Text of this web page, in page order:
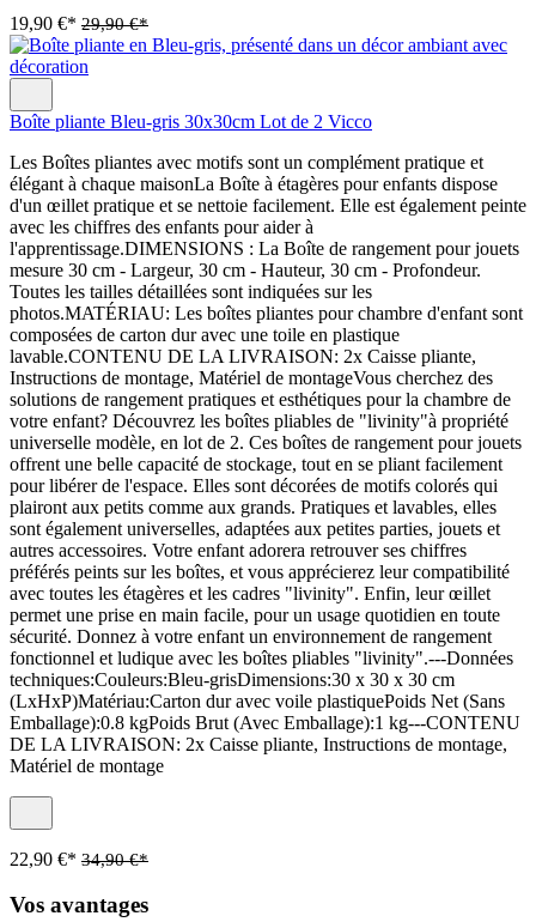
19,90 €* 29,90 €*
Boîte pliante Bleu-gris 30x30cm Lot de 2 Vicco
Les Boîtes pliantes avec motifs sont un complément pratique et
élégant à chaque maisonLa Boîte à étagères pour enfants dispose
d'un œillet pratique et se nettoie facilement. Elle est également peinte
avec les chiffres des enfants pour aider à
l'apprentissage.DIMENSIONS : La Boîte de rangement pour jouets
mesure 30 cm - Largeur, 30 cm - Hauteur, 30 cm - Profondeur.
Toutes les tailles détaillées sont indiquées sur les
photos.MATÉRIAU: Les boîtes pliantes pour chambre d'enfant sont
composées de carton dur avec une toile en plastique
lavable.CONTENU DE LA LIVRAISON: 2x Caisse pliante,
Instructions de montage, Matériel de montageVous cherchez des
solutions de rangement pratiques et esthétiques pour la chambre de
votre enfant? Découvrez les boîtes pliables de "livinity"à propriété
universelle modèle, en lot de 2. Ces boîtes de rangement pour jouets
offrent une belle capacité de stockage, tout en se pliant facilement
pour libérer de l'espace. Elles sont décorées de motifs colorés qui
plairont aux petits comme aux grands. Pratiques et lavables, elles
sont également universelles, adaptées aux petites parties, jouets et
autres accessoires. Votre enfant adorera retrouver ses chiffres
préférés peints sur les boîtes, et vous apprécierez leur compatibilité
avec toutes les étagères et les cadres "livinity". Enfin, leur œillet
permet une prise en main facile, pour un usage quotidien en toute
sécurité. Donnez à votre enfant un environnement de rangement
fonctionnel et ludique avec les boîtes pliables "livinity".---Données
techniques:Couleurs:Bleu-grisDimensions:30 x 30 x 30 cm
(LxHxP)Matériau:Carton dur avec voile plastiquePoids Net (Sans
Emballage):0.8 kgPoids Brut (Avec Emballage):1 kg---CONTENU
DE LA LIVRAISON: 2x Caisse pliante, Instructions de montage,
Matériel de montage
22,90 €* 34,90 €*
Vos avantages